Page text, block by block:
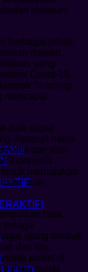
PAUD
museum
berbagai pihak,
daerah,
yang
Covid-19.
“learning
mencapai
baik dapat
Apapun nama
visi dan misi
Indonesia
memajukan
dan
rasa
tenaga
ujung tombak
dan Ibu,
positif di
bahwa meski